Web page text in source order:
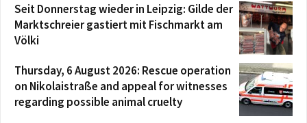
Seit Donnerstag wieder in Leipzig: Gilde der
Marktschreier gastiert mit Fischmarkt am
Völki
Thursday, 6 August 2026: Rescue operation
on Nikolaistraße and appeal for witnesses
regarding possible animal cruelty